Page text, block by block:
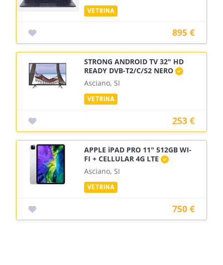
895 €
STRONG ANDROID TV 32" HD
READY DVB-T2/C/S2 NERO
Asciano, SI
253 €
APPLE iPAD PRO 11" 512GB WI-
FI + CELLULAR 4G LTE
Asciano, SI
750 €